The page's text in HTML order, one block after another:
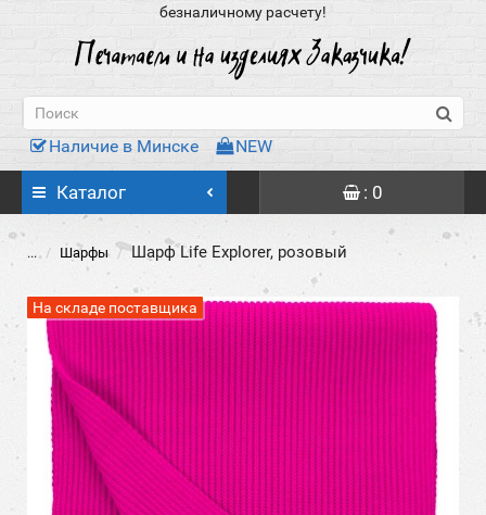
безналичному расчету!
Наличие в Минске NEW
Каталог : 0
... Шарфы Шарф Life Explorer, розовый
На складе поставщика